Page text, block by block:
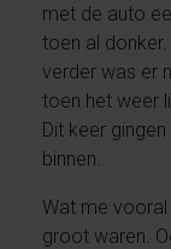
met de auto
toen al
verder was er
toen het weer
Dit keer
binnen.
Wat me
groot waren.